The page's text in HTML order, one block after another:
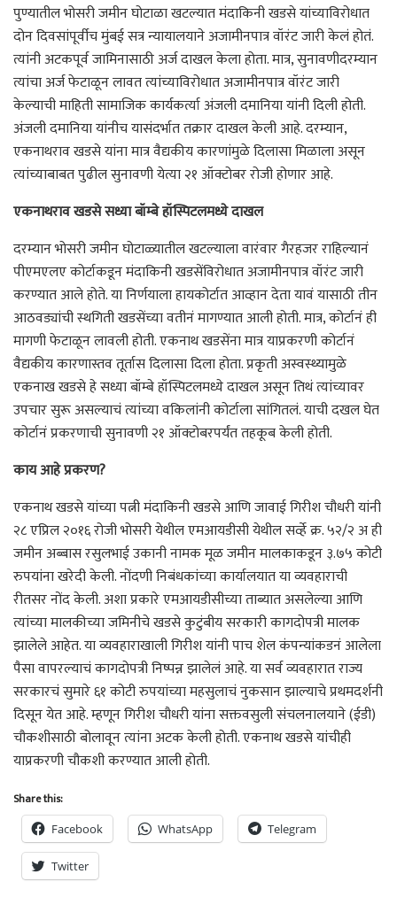
पुण्यातील भोसरी जमीन घोटाळा खटल्यात मंदाकिनी खडसे यांच्याविरोधात
दोन दिवसांपूर्वीच मुंबई सत्र न्यायालयाने अजामीनपात्र वॉरंट जारी केलं होतं.
त्यांनी अटकपूर्व जामिनासाठी अर्ज दाखल केला होता. मात्र, सुनावणीदरम्यान
त्यांचा अर्ज फेटाळून लावत त्यांच्याविरोधात अजामीनपात्र वॉरंट जारी
केल्याची माहिती सामाजिक कार्यकर्त्या अंजली दमानिया यांनी दिली होती.
अंजली दमानिया यांनीच यासंदर्भात तक्रार दाखल केली आहे. दरम्यान,
एकनाथराव खडसे यांना मात्र वैद्यकीय कारणांमुळे दिलासा मिळाला असून
त्यांच्याबाबत पुढील सुनावणी येत्या २१ ऑक्टोबर रोजी होणार आहे.
एकनाथराव खडसे सध्या बॉम्बे हॉस्पिटलमध्ये दाखल
दरम्यान भोसरी जमीन घोटाळ्यातील खटल्याला वारंवार गैरहजर राहिल्यानं
पीएमएलए कोर्टाकडून मंदाकिनी खडसेंविरोधात अजामीनपात्र वॉरंट जारी
करण्यात आले होते. या निर्णयाला हायकोर्टात आव्हान देता यावं यासाठी तीन
आठवड्यांची स्थगिती खडसेंच्या वतीनं मागण्यात आली होती. मात्र, कोर्टानं ही
मागणी फेटाळून लावली होती. एकनाथ खडसेंना मात्र याप्रकरणी कोर्टानं
वैद्यकीय कारणास्तव तूर्तास दिलासा दिला होता. प्रकृती अस्वस्थ्यामुळे
एकनाख खडसे हे सध्या बॉम्बे हॉस्पिटलमध्ये दाखल असून तिथं त्यांच्यावर
उपचार सुरू असल्याचं त्यांच्या वकिलांनी कोर्टाला सांगितलं. याची दखल घेत
कोर्टानं प्रकरणाची सुनावणी २१ ऑक्टोबरपर्यंत तहकूब केली होती.
काय आहे प्रकरण?
एकनाथ खडसे यांच्या पत्नी मंदाकिनी खडसे आणि जावाई गिरीश चौधरी यांनी
२८ एप्रिल २०१६ रोजी भोसरी येथील एमआयडीसी येथील सर्व्हे क्र. ५२/२ अ ही
जमीन अब्बास रसुलभाई उकानी नामक मूळ जमीन मालकाकडून ३.७५ कोटी
रुपयांना खरेदी केली. नोंदणी निबंधकांच्या कार्यालयात या व्यवहाराची
रीतसर नोंद केली. अशा प्रकारे एमआयडीसीच्या ताब्यात असलेल्या आणि
त्यांच्या मालकीच्या जमिनीचे खडसे कुटुंबीय सरकारी कागदोपत्री मालक
झालेले आहेत. या व्यवहाराखाली गिरीश यांनी पाच शेल कंपन्यांकडनं आलेला
पैसा वापरल्याचं कागदोपत्री निष्पन्न झालेलं आहे. या सर्व व्यवहारात राज्य
सरकारचं सुमारे ६१ कोटी रुपयांच्या महसुलाचं नुकसान झाल्याचे प्रथमदर्शनी
दिसून येत आहे. म्हणून गिरीश चौधरी यांना सक्तवसुली संचलनालयाने (ईडी)
चौकशीसाठी बोलावून त्यांना अटक केली होती. एकनाथ खडसे यांचीही
याप्रकरणी चौकशी करण्यात आली होती.
Share this:
Facebook WhatsApp Telegram
Twitter